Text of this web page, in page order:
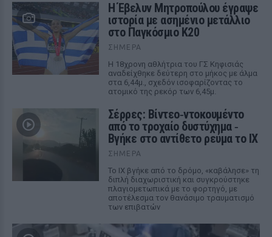
Η Έβελυν Μητροπούλου έγραψε
ιστορία με ασημένιο μετάλλιο
στο Παγκόσμιο Κ20
ΣΉΜΕΡΑ
Η 18χρονη αθλήτρια του ΓΣ Κηφισιάς
αναδείχθηκε δεύτερη στο μήκος με άλμα
στα 6,44μ., σχεδόν ισοφαρίζοντας το
ατομικό της ρεκόρ των 6,45μ.
Σέρρες: Βίντεο‑ντοκουμέντο
από το τροχαίο δυστύχημα ‑
Βγήκε στο αντίθετο ρεύμα το ΙΧ
ΣΉΜΕΡΑ
Το ΙΧ βγήκε από το δρόμο, «καβάλησε» τη
διπλή διαχωριστική και συγκρούστηκε
πλαγιομετωπικά με το φορτηγό, με
αποτέλεσμα τον θανάσιμο τραυματισμό
των επιβατών